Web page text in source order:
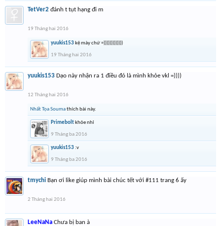
TetVer2 đánh t tụt hạng đi m
19 Tháng hai 2016
yuukis153 kệ mày chứ =)))))))))))))
19 Tháng hai 2016
yuukis153 Dạo này nhận ra 1 điều đó là mình khỏe vkl =))))
12 Tháng hai 2016
Nhất Tọa Soumathích bài này.
Primebolt khỏe nhỉ
9 Tháng ba 2016
yuukis153 :v
9 Tháng ba 2016
tmychi Bạn ơi like giúp mình bài chúc tết với #111 trang 6 ấy
2 Tháng hai 2016
LeeNaNa Chưa bị ban à